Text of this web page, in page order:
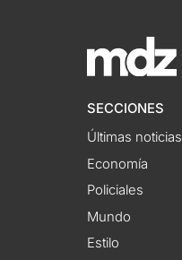
SECCIONES
Últimas noticias
Economía
Policiales
Mundo
Estilo